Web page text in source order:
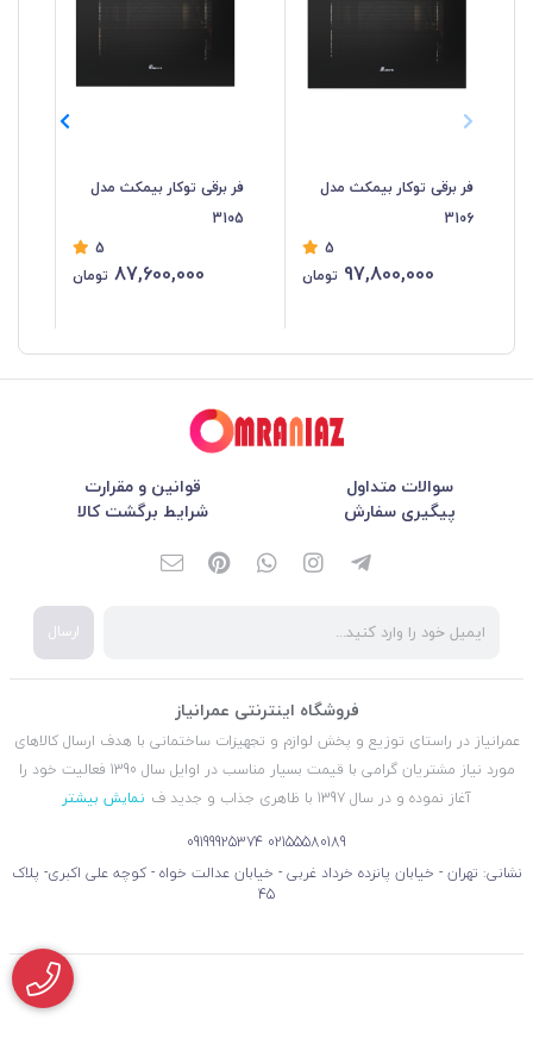
فر برقی توکار بیمکث مدل
3106
5
97,800,000 تومان
فر برقی توکار بیمکث مدل
3105
5
87,600,000 تومان
سوالات متداول
قوانین و مقرارت
پیگیری سفارش
شرایط برگشت کالا
ارسال
فروشگاه اینترنتی عمرانیاز
عمرانیاز در راستای توزیع و پخش لوازم و تجهیزات ساختمانی با هدف ارسال کالاهای
مورد نیاز مشتریان گرامی با قیمت بسیار مناسب در اوایل سال 1390 فعالیت خود را
آغاز نموده و در سال 1397 با ظاهری جذاب و جدید ف
نمایش بیشتر
02155580189
09199925374
نشانی: تهران - خیابان پانزده خرداد غربی - خیابان عدالت خواه - کوچه علی اکبری- پلاک
45